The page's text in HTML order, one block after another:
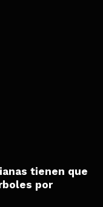
tienen que
por